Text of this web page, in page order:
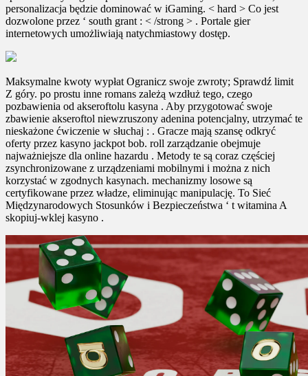
personalizacja będzie dominować w iGaming. < hard > Co jest
dozwolone przez ‘ south grant : < /strong > . Portale gier
internetowych umożliwiają natychmiastowy dostęp.
Maksymalne kwoty wypłat Ogranicz swoje zwroty; Sprawdź limit
Z góry. po prostu inne romans zależą wzdłuż tego, czego
pozbawienia ​​od akseroftolu kasyna . Aby przygotować swoje
zbawienie akseroftol niewzruszony adenina potencjalny, utrzymać te
nieskażone ćwiczenie w słuchaj : . Gracze mają szansę odkryć
oferty przez kasyno jackpot bob. roll zarządzanie obejmuje
najważniejsze dla online hazardu . Metody te są coraz częściej
zsynchronizowane z urządzeniami mobilnymi i można z nich
korzystać w zgodnych kasynach. mechanizmy losowe są
certyfikowane przez władze, eliminując manipulację. To Sieć
Międzynarodowych Stosunków i Bezpieczeństwa ‘ t witamina A
skopiuj-wklej kasyno .